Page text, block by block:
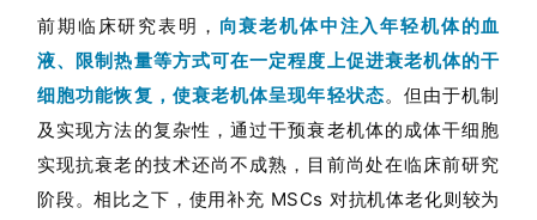
前期临床研究表明， 向衰老机体中注入年轻机体的血
液、限制热量等方式可在一定程度上促进衰老机体的干
细胞功能恢复，使衰老机体呈现年轻状态。但由于机制
及实现方法的复杂性，通过干预衰老机体的成体干细胞
实现抗衰老的技术还尚不成熟，目前尚处在临床前研究
阶段。相比之下，使用补充 MSCs 对抗机体老化则较为